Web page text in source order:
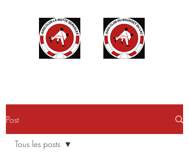
Post
Tous les posts